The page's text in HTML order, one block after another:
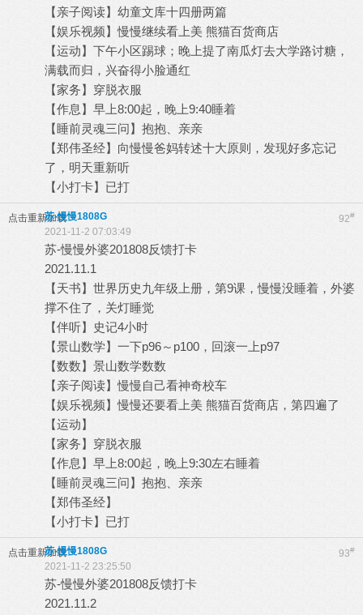
【亲子阅读】幼童文库十四册两篇
【娱乐视频】慢慢继续看上美 熊猫百货商店
【运动】下午小区踢球；晚上提了南瓜灯去大学路讨糖，
满载而归，兴奋得小脸通红
【家务】穿脱衣服
【作息】早上8:00起，晚上9:40睡着
【睡前灵魂三问】抱抱、亲亲
【郑伟圣经】向慢慢爸妈转述十大原则，发现好多忘记
了，明天重新听
【小打卡】已打
点击重新加载 92#
苏-慢慢1808G
2021-11-2 07:03:49
苏-慢慢外婆201808反馈打卡
2021.11.1
【天书】世界历史九年级上册，第9课，慢慢没睡着，外婆
撑不住了，关灯睡觉
【伴听】史记4小时
【景山数学】一下p96～p100，回滚一上p97
【数数】景山数学数数
【亲子阅读】慢慢自己看神奇校车
【娱乐视频】慢慢还要看上美 熊猫百货商店，第四遍了
【运动】
【家务】穿脱衣服
【作息】早上8:00起，晚上9:30左右睡着
【睡前灵魂三问】抱抱、亲亲
【郑伟圣经】
【小打卡】已打
点击重新加载 93#
苏-慢慢1808G
2021-11-2 23:25:50
苏-慢慢外婆201808反馈打卡
2021.11.2